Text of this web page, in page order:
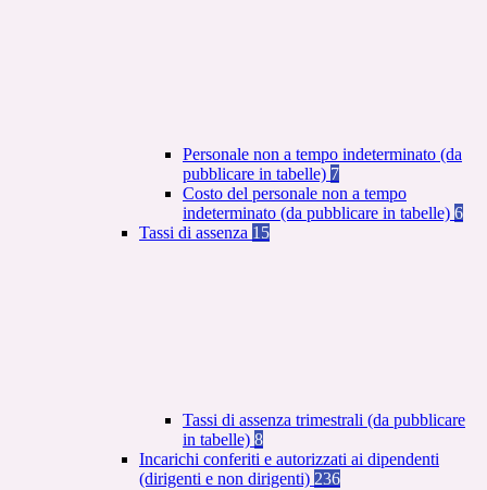
Personale non a tempo indeterminato (da
pubblicare in tabelle) 7
Costo del personale non a tempo
indeterminato (da pubblicare in tabelle) 6
Tassi di assenza 15
Tassi di assenza trimestrali (da pubblicare
in tabelle) 8
Incarichi conferiti e autorizzati ai dipendenti
(dirigenti e non dirigenti) 236